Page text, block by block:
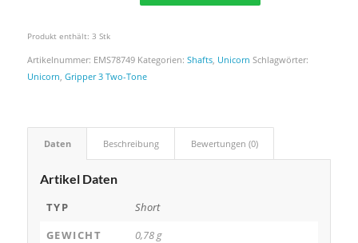
Produkt enthält: 3 Stk
Artikelnummer: EMS78749 Kategorien: Shafts, Unicorn Schlagwörter:
Unicorn, Gripper 3 Two-Tone
Daten Beschreibung Bewertungen (0)
Artikel Daten
TYP
Short
GEWICHT
0,78 g